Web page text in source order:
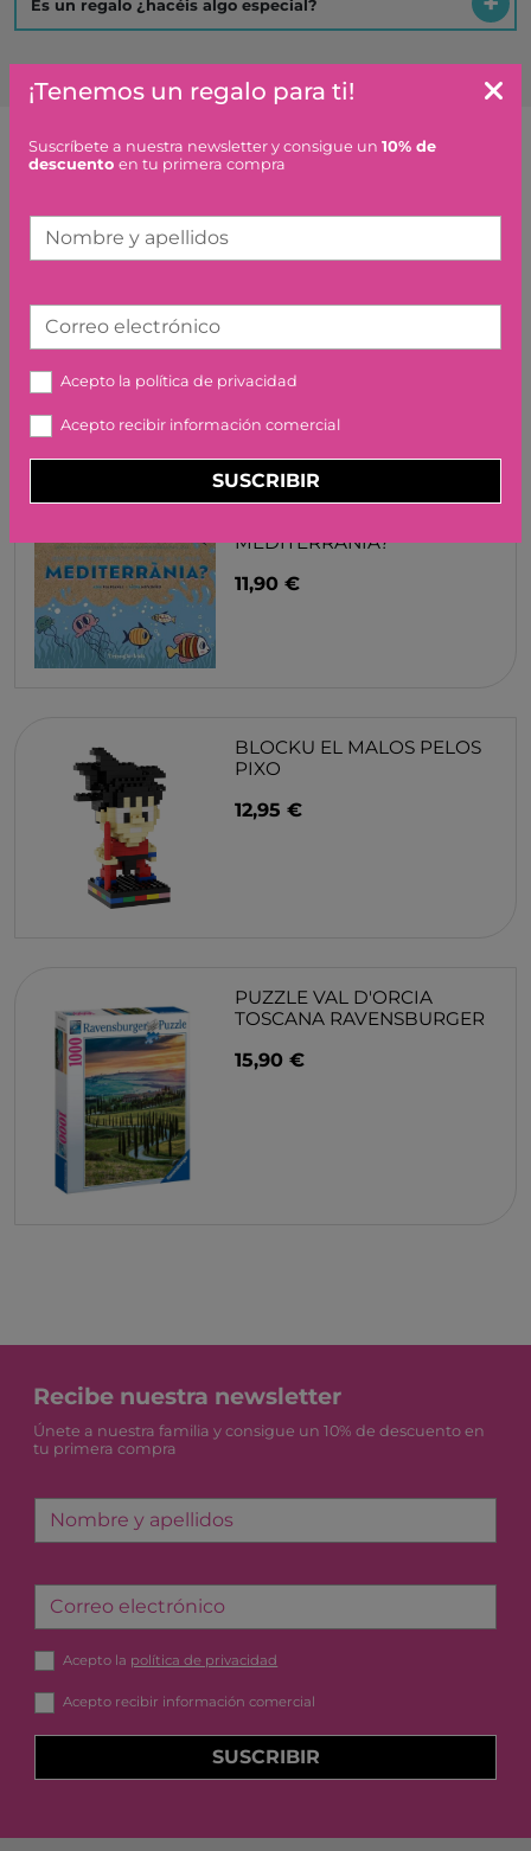
Es un regalo ¿hacéis algo especial?
Artículos similares o que combinan
QUINS ANIMALONS HI
MEDITERRANIA?
11,90 €
BLOCKU EL MALOS PELOS
PIXO
12,95 €
PUZZLE VAL D'ORCIA
TOSCANA RAVENSBURGER
15,90 €
Recibe nuestra newsletter
Únete a nuestra familia y consigue un 10% de descuento en
tu primera compra
Nombre y apellidos
Correo electrónico
Acepto la política de privacidad
Acepto recibir información comercial
SUSCRIBIR
¡Tenemos un regalo para ti!
Suscríbete a nuestra newsletter y consigue un 10% de
descuento en tu primera compra
Nombre y apellidos
Correo electrónico
Acepto la política de privacidad
Acepto recibir información comercial
SUSCRIBIR